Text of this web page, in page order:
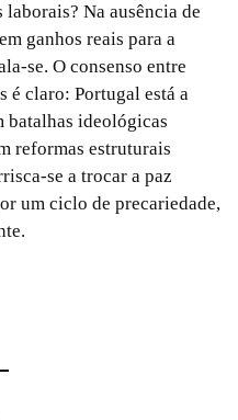
Na ausência de
ganhos reais para a
se. O consenso entre
é claro: Portugal está a
ideológicas
reformas estruturais
se a trocar a paz
um ciclo de precariedade,